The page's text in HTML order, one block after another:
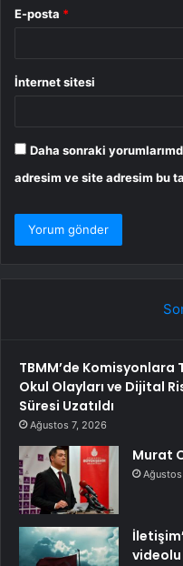
E-posta *
İnternet sitesi
Daha sonraki
adresim ve site adresim bu
TBMM’de Komisyonlara
Okul Olayları ve Dijital
Süresi Uzatıldı
Ağustos 7, 2026
Murat
videolu